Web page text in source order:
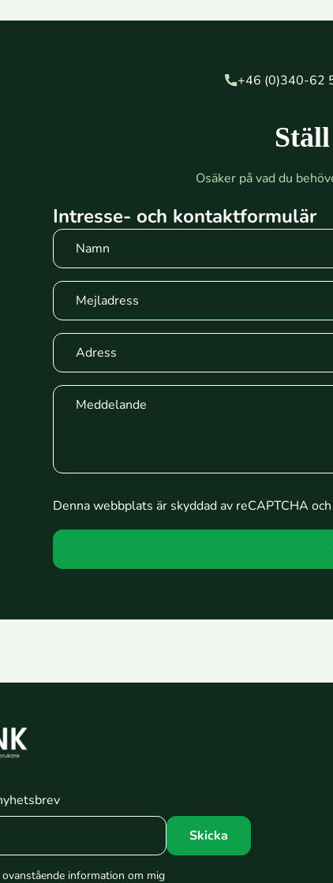
+46 (0)340-62
Osäker på vad du
Intresse- och kontaktformulär
Förnamn
Denna webbplats är skyddad av reCAPTCHA
ovanstående information om mig